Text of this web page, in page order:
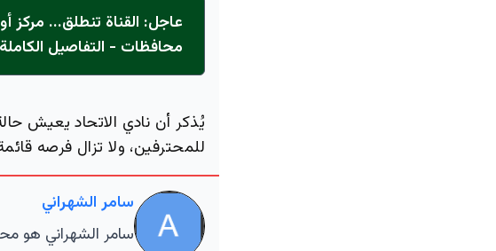
محافظات - التفاصيل الكاملة
يُذكر أن نادي الاتحاد يعيش
للمحترفين، ولا تزال فرصه
سامر الشهراني
سامر الشهراني هو